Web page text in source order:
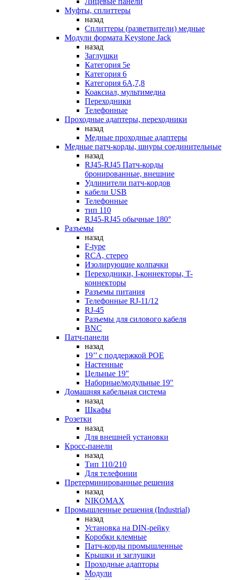
Муфты, сплиттеры
назад
Сплиттеры (разветвители) медные
Модули формата Keystone Jack
назад
Заглушки
Категория 5е
Категория 6
Категория 6А,7,8
Коаксиал, мультимедиа
Переходники
Телефонные
Проходные адаптеры, переходники
назад
Медные проходные адаптеры
Медные патч-корды, шнуры соединительные
назад
RJ45-RJ45 Патч-корды
бронированные, внешние
Удлинители патч-кордов
кабели USB
Телефонные
тип 110
RJ45-RJ45 обычные 180°
Разъемы
назад
F-type
RCA, стерео
Изолирующие колпачки
Переходники, I-коннекторы, T-
коннекторы
Разъемы питания
Телефонные RJ-11/12
RJ-45
Разъемы для силового кабеля
BNC
Патч-панели
назад
19’’ с поддержкой POE
Настенные
Цельные 19"
Наборные/модульные 19"
Домашняя кабельная система
назад
Шкафы
Розетки
назад
Для внешней установки
Кросс-панели
назад
Тип 110/210
Для телефонии
Претерминированные решения
назад
NIKOMAX
Промышленные решения (Industrial)
назад
Установка на DIN-рейку
Коробки клемные
Патч-корды промышленные
Крышки и заглушки
Проходные адапторы
Модули